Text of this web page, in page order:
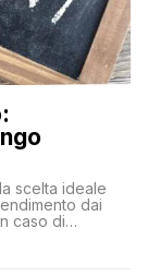
scelta ideale
dai
caso di